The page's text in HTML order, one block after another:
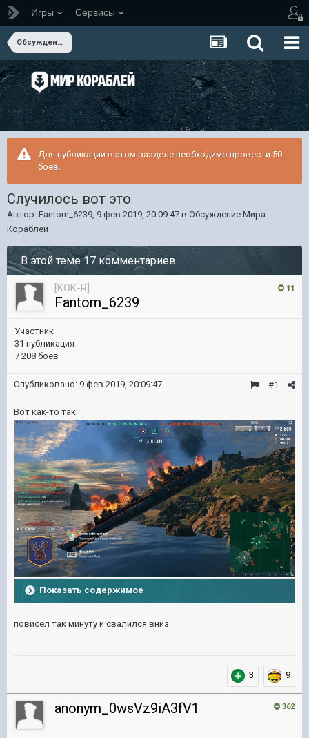
Игры Сервисы
Обсуждение Мира Кораблей
Для публикации в этом разделе необходимо провести 50
боёв.
Случилось вот это
Автор: Fantom_6239, 9 фев 2019, 20:09:47 в Обсуждение Мира
Кораблей
В этой теме 17 комментариев
11
[KOK-R]
Fantom_6239
Участник
31 публикация
7 208 боёв
#1
Опубликовано: 9 фев 2019, 20:09:47
Вот как-то так
Показать содержимое
повисел так минуту и свалился вниз
3 9
362
anonym_0wsVz9iA3fV1